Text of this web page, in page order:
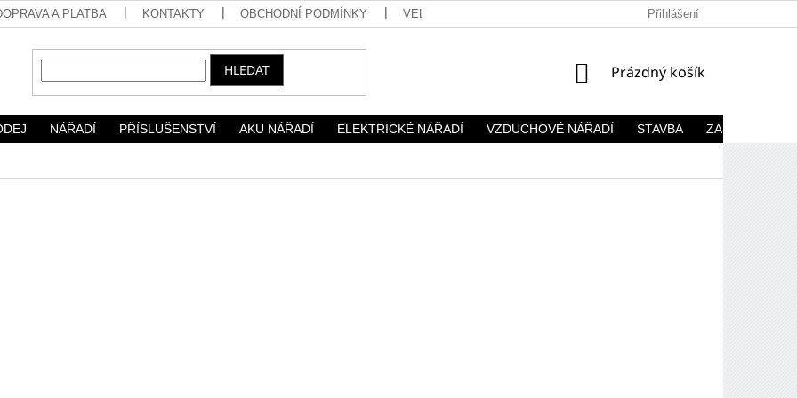
A PLATBA KONTAKTY OBCHODNÍ PODMÍNKY VELKOOBCHOD Přihlášení
HLEDAT
NÁKUPNÍ
Prázdný košík
NÁŘADÍ PŘÍSLUŠENSTVÍ AKU NÁŘADÍ ELEKTRICKÉ NÁŘADÍ VZDUCHOVÉ NÁŘADÍ STAVBA ZAHRADA